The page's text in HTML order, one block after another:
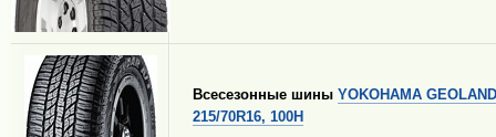
Всесезонные шины YOKOHAMA
215/70R16, 100H